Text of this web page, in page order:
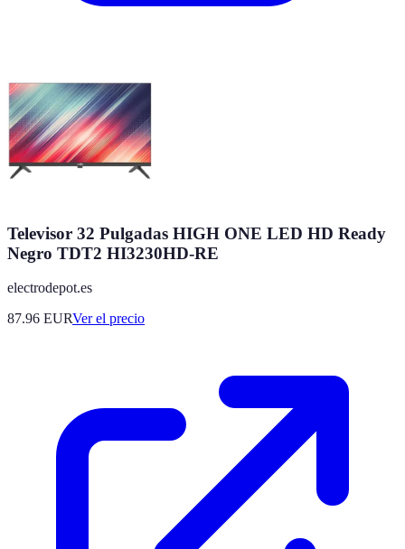
Televisor 32 Pulgadas HIGH ONE LED HD Ready
Negro TDT2 HI3230HD-RE
electrodepot.es
87.96 EURVer el precio